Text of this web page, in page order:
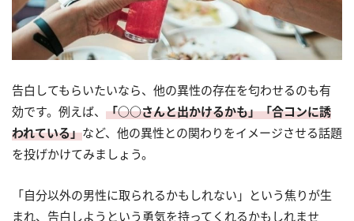
告白してもらいたいなら、他の異性の存在を匂わせるのも有
効です。例えば、 「○○さんと出かけるかも」「合コンに誘
われている」など、他の異性との関わりをイメージさせる話題
を投げかけてみましょう。
「自分以外の男性に取られるかもしれない」という焦りが生
まれ、告白しようという勇気を持ってくれるかもしれませ